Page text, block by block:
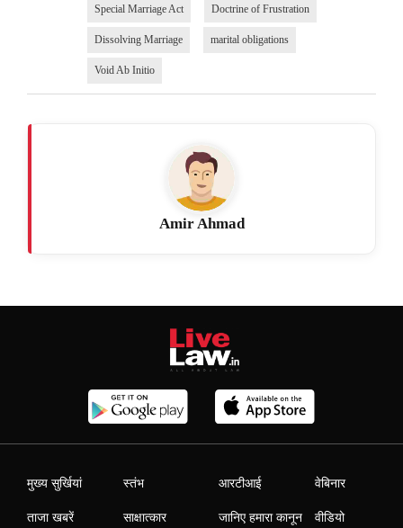
Special Marriage Act Doctrine of Frustration
Dissolving Marriage marital obligations
Void Ab Initio
Amir Ahmad
मुख्य सुर्खियां
ताजा खबरें
स्तंभ
साक्षात्कार
आरटीआई
जानिए हमारा कानून
वेबिनार
वीडियो